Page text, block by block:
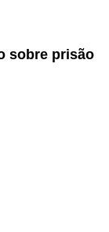
sobre prisão